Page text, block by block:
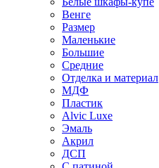
Венге
Размер
Маленькие
Большие
Средние
Отделка и материал
МДФ
Пластик
Alvic Luxe
Эмаль
Акрил
ДСП